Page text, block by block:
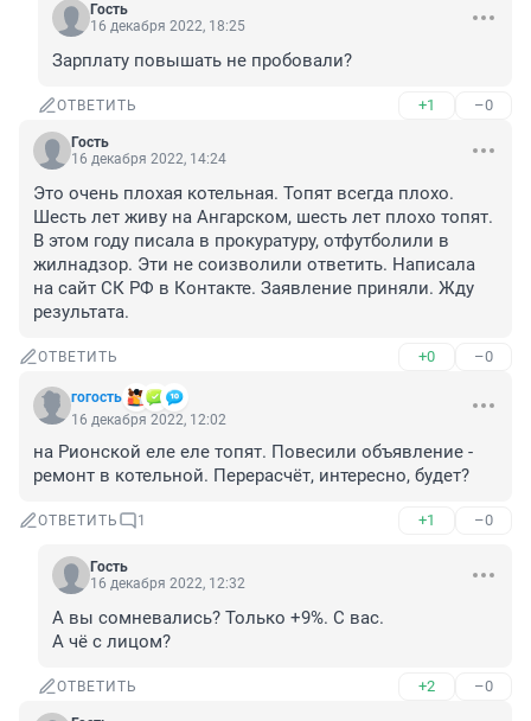
Гость
16 декабря 2022, 18:25
Зарплату повышать не пробовали?
ОТВЕТИТЬ +1 –0
Гость
16 декабря 2022, 14:24
Это очень плохая котельная. Топят всегда плохо.
Шесть лет живу на Ангарском, шесть лет плохо топят.
В этом году писала в прокуратуру, отфутболили в
жилнадзор. Эти не соизволили ответить. Написала
на сайт СК РФ в Контакте. Заявление приняли. Жду
результата.
ОТВЕТИТЬ +0 –0
гогость
16 декабря 2022, 12:02
на Рионской еле еле топят. Повесили объявление -
ремонт в котельной. Перерасчёт, интересно, будет?
ОТВЕТИТЬ 1 +1 –0
Гость
16 декабря 2022, 12:32
А вы сомневались? Только +9%. С вас.
А чё с лицом?
ОТВЕТИТЬ +2 –0